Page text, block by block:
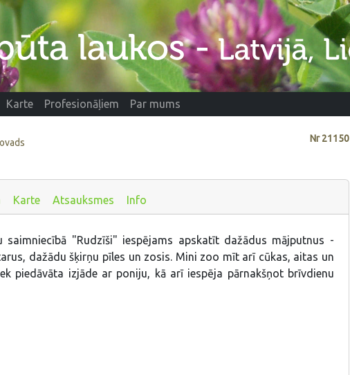
Karte Profesionāļiem Par mums
Nr21150
Karte Atsauksmes Info
saimniecībā "Rudzīši" iespējams apskatīt dažādus mājputnus -
dažādu šķirņu pīles un zosis. Mini zoo mīt arī cūkas, aitas un
piedāvāta izjāde ar poniju, kā arī iespēja pārnakšņot brīvdienu